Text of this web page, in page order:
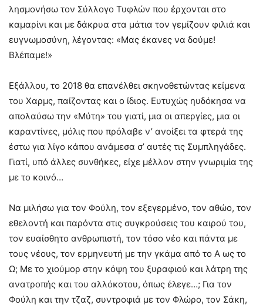
λησμονήσω τον Σύλλογο Τυφλών που έρχονται στο
καμαρίνι και με δάκρυα στα μάτια τον γεμίζουν φιλιά και
ευγνωμοσύνη, λέγοντας: «Μας έκανες να δούμε!
Βλέπαμε!»
Εξάλλου, το 2018 θα επανέλθει σκηνοθετώντας κείμενα
του Χαρμς, παίζοντας και ο ίδιος. Ευτυχώς ηυδόκησα να
απολαύσω την «Μύτη» του γιατί, μια οι απεργίες, μια οι
καραντίνες, μόλις που πρόλαβε ν’ ανοίξει τα φτερά της
έστω για λίγο κάπου ανάμεσα σ’ αυτές τις Συμπληγάδες.
Γιατί, υπό άλλες συνθήκες, είχε μέλλον στην γνωριμία της
με το κοινό…
Να μιλήσω για τον Φούλη, τον εξεγερμένο, τον αθώο, τον
εθελοντή και παρόντα στις συγκρούσεις του καιρού του,
τον ευαίσθητο ανθρωπιστή, τον τόσο νέο και πάντα με
τους νέους, τον ερμηνευτή με την γκάμα από το Α ως το
Ω; Με το χιούμορ στην κόψη του ξυραφιού και λάτρη της
ανατροπής και του αλλόκοτου, όπως έλεγε…; Για τον
Φούλη και την τζαζ, συντροφιά με τον Φλώρο, τον Σάκη,